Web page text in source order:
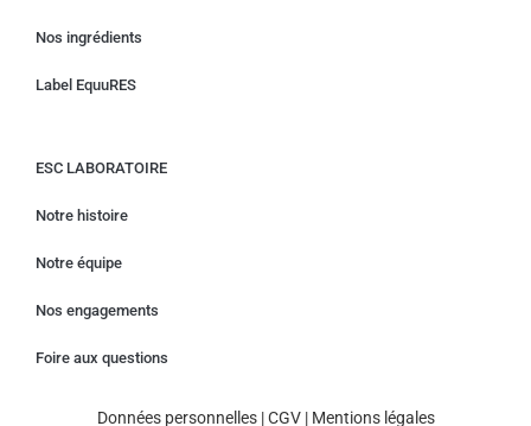
Nos ingrédients
Label EquuRES
ESC LABORATOIRE
Notre histoire
Notre équipe
Nos engagements
Foire aux questions
Données personnelles|CGV| Mentions légales